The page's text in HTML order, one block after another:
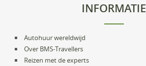
INFORMATIE
Autohuur wereldwijd
Over BMS-Travellers
Reizen met de experts